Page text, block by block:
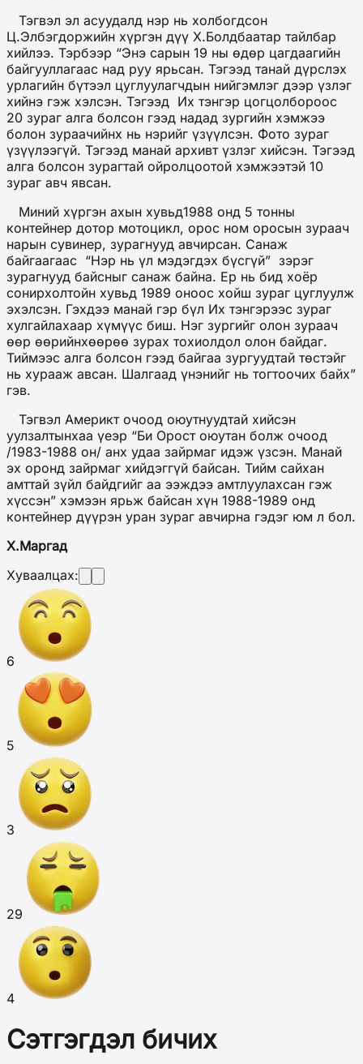
Тэгвэл эл асуудалд нэр нь холбогдсон
Ц.Элбэгдоржийн хүргэн дүү Х.Болдбаатар тайлбар
хийлээ. Тэрбээр “Энэ сарын 19 ны өдөр цагдаагийн
байгууллагаас над руу ярьсан. Тэгээд танай дүрслэх
урлагийн бүтээл цуглуулагчдын нийгэмлэг дээр үзлэг
хийнэ гэж хэлсэн. Тэгээд Их тэнгэр цогцолбороос
20 зураг алга болсон гээд надад зургийн хэмжээ
болон зураачийнх нь нэрийг үзүүлсэн. Фото зураг
үзүүлээгүй. Тэгээд манай архивт үзлэг хийсэн. Тэгээд
алга болсон зурагтай ойролцоотой хэмжээтэй 10
зураг авч явсан.
Миний хүргэн ахын хувьд1988 онд 5 тонны
контейнер дотор мотоцикл, орос ном оросын зураач
нарын сувинер, зурагнууд авчирсан. Санаж
байгаагаас “Нэр нь үл мэдэгдэх бүсгүй” зэрэг
зурагнууд байсныг санаж байна. Ер нь бид хоёр
сонирхолтойн хувьд 1989 оноос хойш зураг цуглуулж
эхэлсэн. Гэхдээ манай гэр бүл Их тэнгэрээс зураг
хулгайлахаар хүмүүс биш. Нэг зургийг олон зураач
өөр өөрийнхөөрөө зурах тохиолдол олон байдаг.
Тиймээс алга болсон гээд байгаа зургуудтай төстэйг
нь хурааж авсан. Шалгаад үнэнийг нь тогтоочих байх”
гэв.
Тэгвэл Америкт очоод оюутнуудтай хийсэн
уулзалтынхаа үеэр “Би Орост оюутан болж очоод
/1983-1988 он/ анх удаа зайрмаг идэж үзсэн. Манай
эх оронд зайрмаг хийдэггүй байсан. Тийм сайхан
амттай зүйл байдгийг аа ээждээ амтлуулахсан гэж
хүссэн” хэмээн ярьж байсан хүн 1988-1989 онд
контейнер дүүрэн уран зураг авчирна гэдэг юм л бол.
Х.Маргад
Хуваалцах:
6
5
3
29
4
Сэтгэгдэл бичих